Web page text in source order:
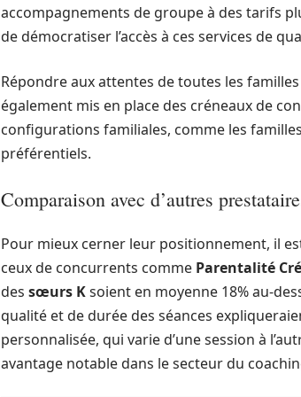
accompagnements de groupe à des tarifs
de démocratiser l’accès à ces services de
Répondre aux attentes de toutes les
également mis en place des créneaux de
configurations familiales, comme les
préférentiels.
Comparaison avec d’autres
Pour mieux cerner leur positionnement, il
ceux de concurrents comme Parentalité
des sœurs Ksoient en moyenne 18% au-
qualité et de durée des séances
personnalisée, qui varie d’une session à
avantage notable dans le secteur du